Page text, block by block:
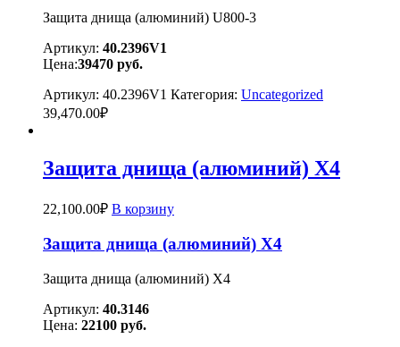
Защита днища (алюминий) U800-3
Артикул: 40.2396V1
Цена:39470 руб.
Артикул: 40.2396V1 Категория: Uncategorized
39,470.00₽
Защита днища (алюминий) X4
22,100.00₽ В корзину
Защита днища (алюминий) X4
Защита днища (алюминий) X4
Артикул: 40.3146
Цена: 22100 руб.